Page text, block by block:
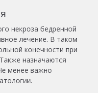
некроза бедренной
лечение. В таком
конечности при
назначаются
менее важно